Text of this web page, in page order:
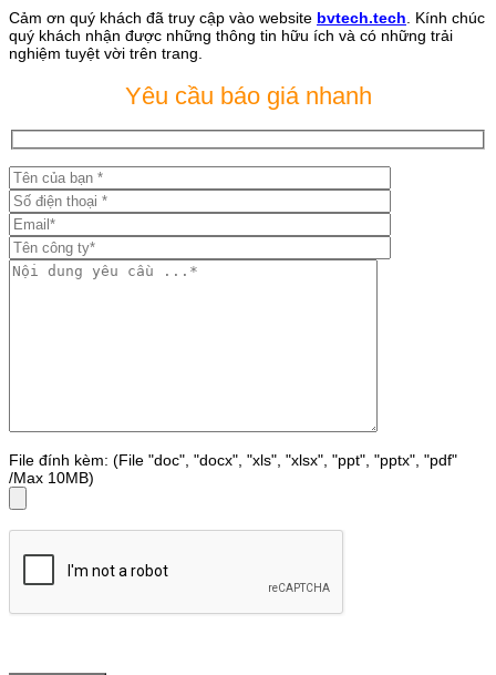
Cảm ơn quý khách đã truy cập vào website bvtech.tech . Kính chúc
quý khách nhận được những thông tin hữu ích và có những trải
nghiệm tuyệt vời trên trang.
Yêu cầu báo giá nhanh
File đính kèm: (File "doc", "docx", "xls", "xlsx", "ppt", "pptx", "pdf"
/Max 10MB)